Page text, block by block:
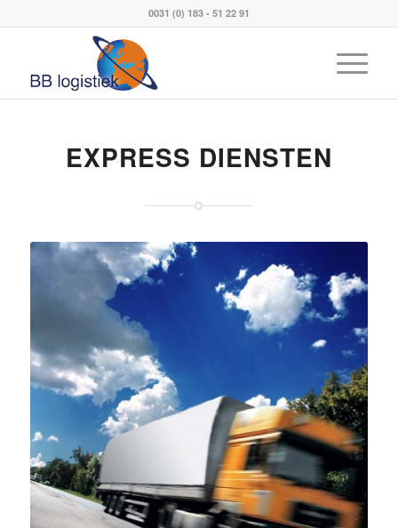
0031 (0) 183 - 51 22 91
EXPRESS DIENSTEN